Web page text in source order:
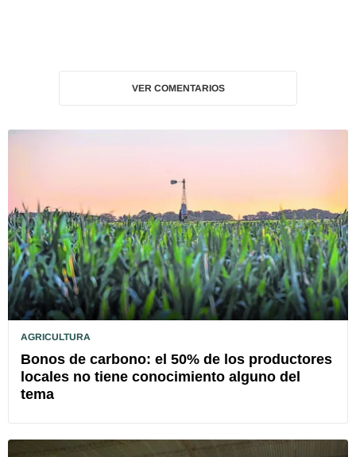
VER COMENTARIOS
AGRICULTURA
Bonos de carbono: el 50% de los productores
locales no tiene conocimiento alguno del
tema